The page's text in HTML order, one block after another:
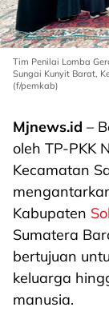
Tim Penilai Lomba
Sungai Kunyit Barat,
(f/pemkab)
Mjnews.id –
oleh TP-PKK
Kecamatan
Kabupaten
Sumatera
bertujuan
keluarga
manusia.